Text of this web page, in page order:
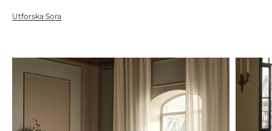
Utforska Sora